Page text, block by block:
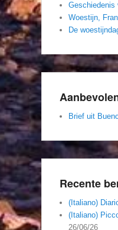
Geschiedenis
Woestijn,
De
Brief uit
Recente
(Italiano)
(Italiano)
26/06/26